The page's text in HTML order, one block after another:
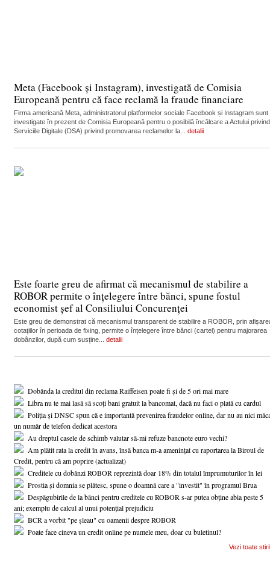
Meta (Facebook și Instagram), investigată de Comisia
Europeană pentru că face reclamă la fraude financiare
Firma americană Meta, administratorul platformelor sociale Facebook și Instagram sunt
investigate în prezent de Comisia Europeană pentru o posibilă încălcare a Actului privind
Serviciile Digitale (DSA) privind promovarea reclamelor la... detalii
Este foarte greu de afirmat că mecanismul de stabilire a
ROBOR permite o înțelegere între bănci, spune fostul
economist șef al Consiliului Concurenței
Este greu de demonstrat că mecanismul transparent de stabilire a ROBOR, prin
cotațiilor în perioada de fixing, permite o înțelegere între bănci (cartel) pentru majorarea
dobânzilor, după cum susține... detalii
Dobânda la creditul din reclama Raiffeisen poate fi și de 5 ori mai mare
Libra nu te mai lasă să scoți bani gratuit la bancomat, dacă nu faci o plată cu cardul
Poliția și DNSC spun că e importantă prevenirea fraudelor online, dar nu au nici
un număr de telefon dedicat acestora
Au dreptul casele de schimb valutar să-mi refuze bancnote euro vechi?
Am plătit rata la credit în avans, însă banca m-a amenințat cu raportarea la Biroul de
Credit, pentru că am poprire (actualizat)
Creditele cu dobânzi ROBOR reprezintă doar 18% din totalul împrumuturilor în lei
Prostia și domnia se plătesc, spune o doamnă care a "investit" în programul Brua
Despăgubirile de la bănci pentru creditele cu ROBOR s-ar putea obține abia peste 5
ani; exemplu de calcul al unui potențial prejudiciu
BCR a vorbit "pe șleau" cu oamenii despre ROBOR
Poate face cineva un credit online pe numele meu, doar cu buletinul?
Vezi toate